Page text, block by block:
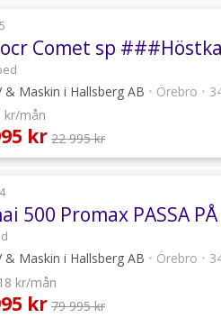
Comet sp
& Maskin i Hallsberg AB • Örebro •
kr/mån
kr 22 995 kr
500 Promax PASSA PÅ
& Maskin i Hallsberg AB • Örebro •
kr/mån
kr 79 995 kr